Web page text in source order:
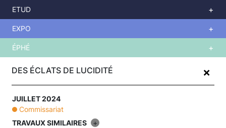
principal
DES ÉCLATS DE LUCIDITÉ +
JUILLET 2024
Commissariat
TRAVAUX SIMILAIRES
+
ETUD
EXPO
ÉPHÉ